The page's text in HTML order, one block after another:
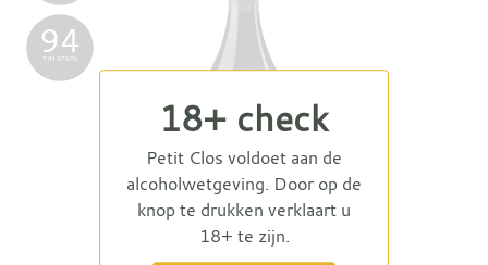
94
TIM ATKIN
18+ check
Petit Clos voldoet aan de
alcoholwetgeving. Door op de
knop te drukken verklaart u
18+ te zijn.